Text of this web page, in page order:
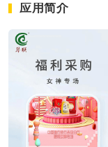
应用简介